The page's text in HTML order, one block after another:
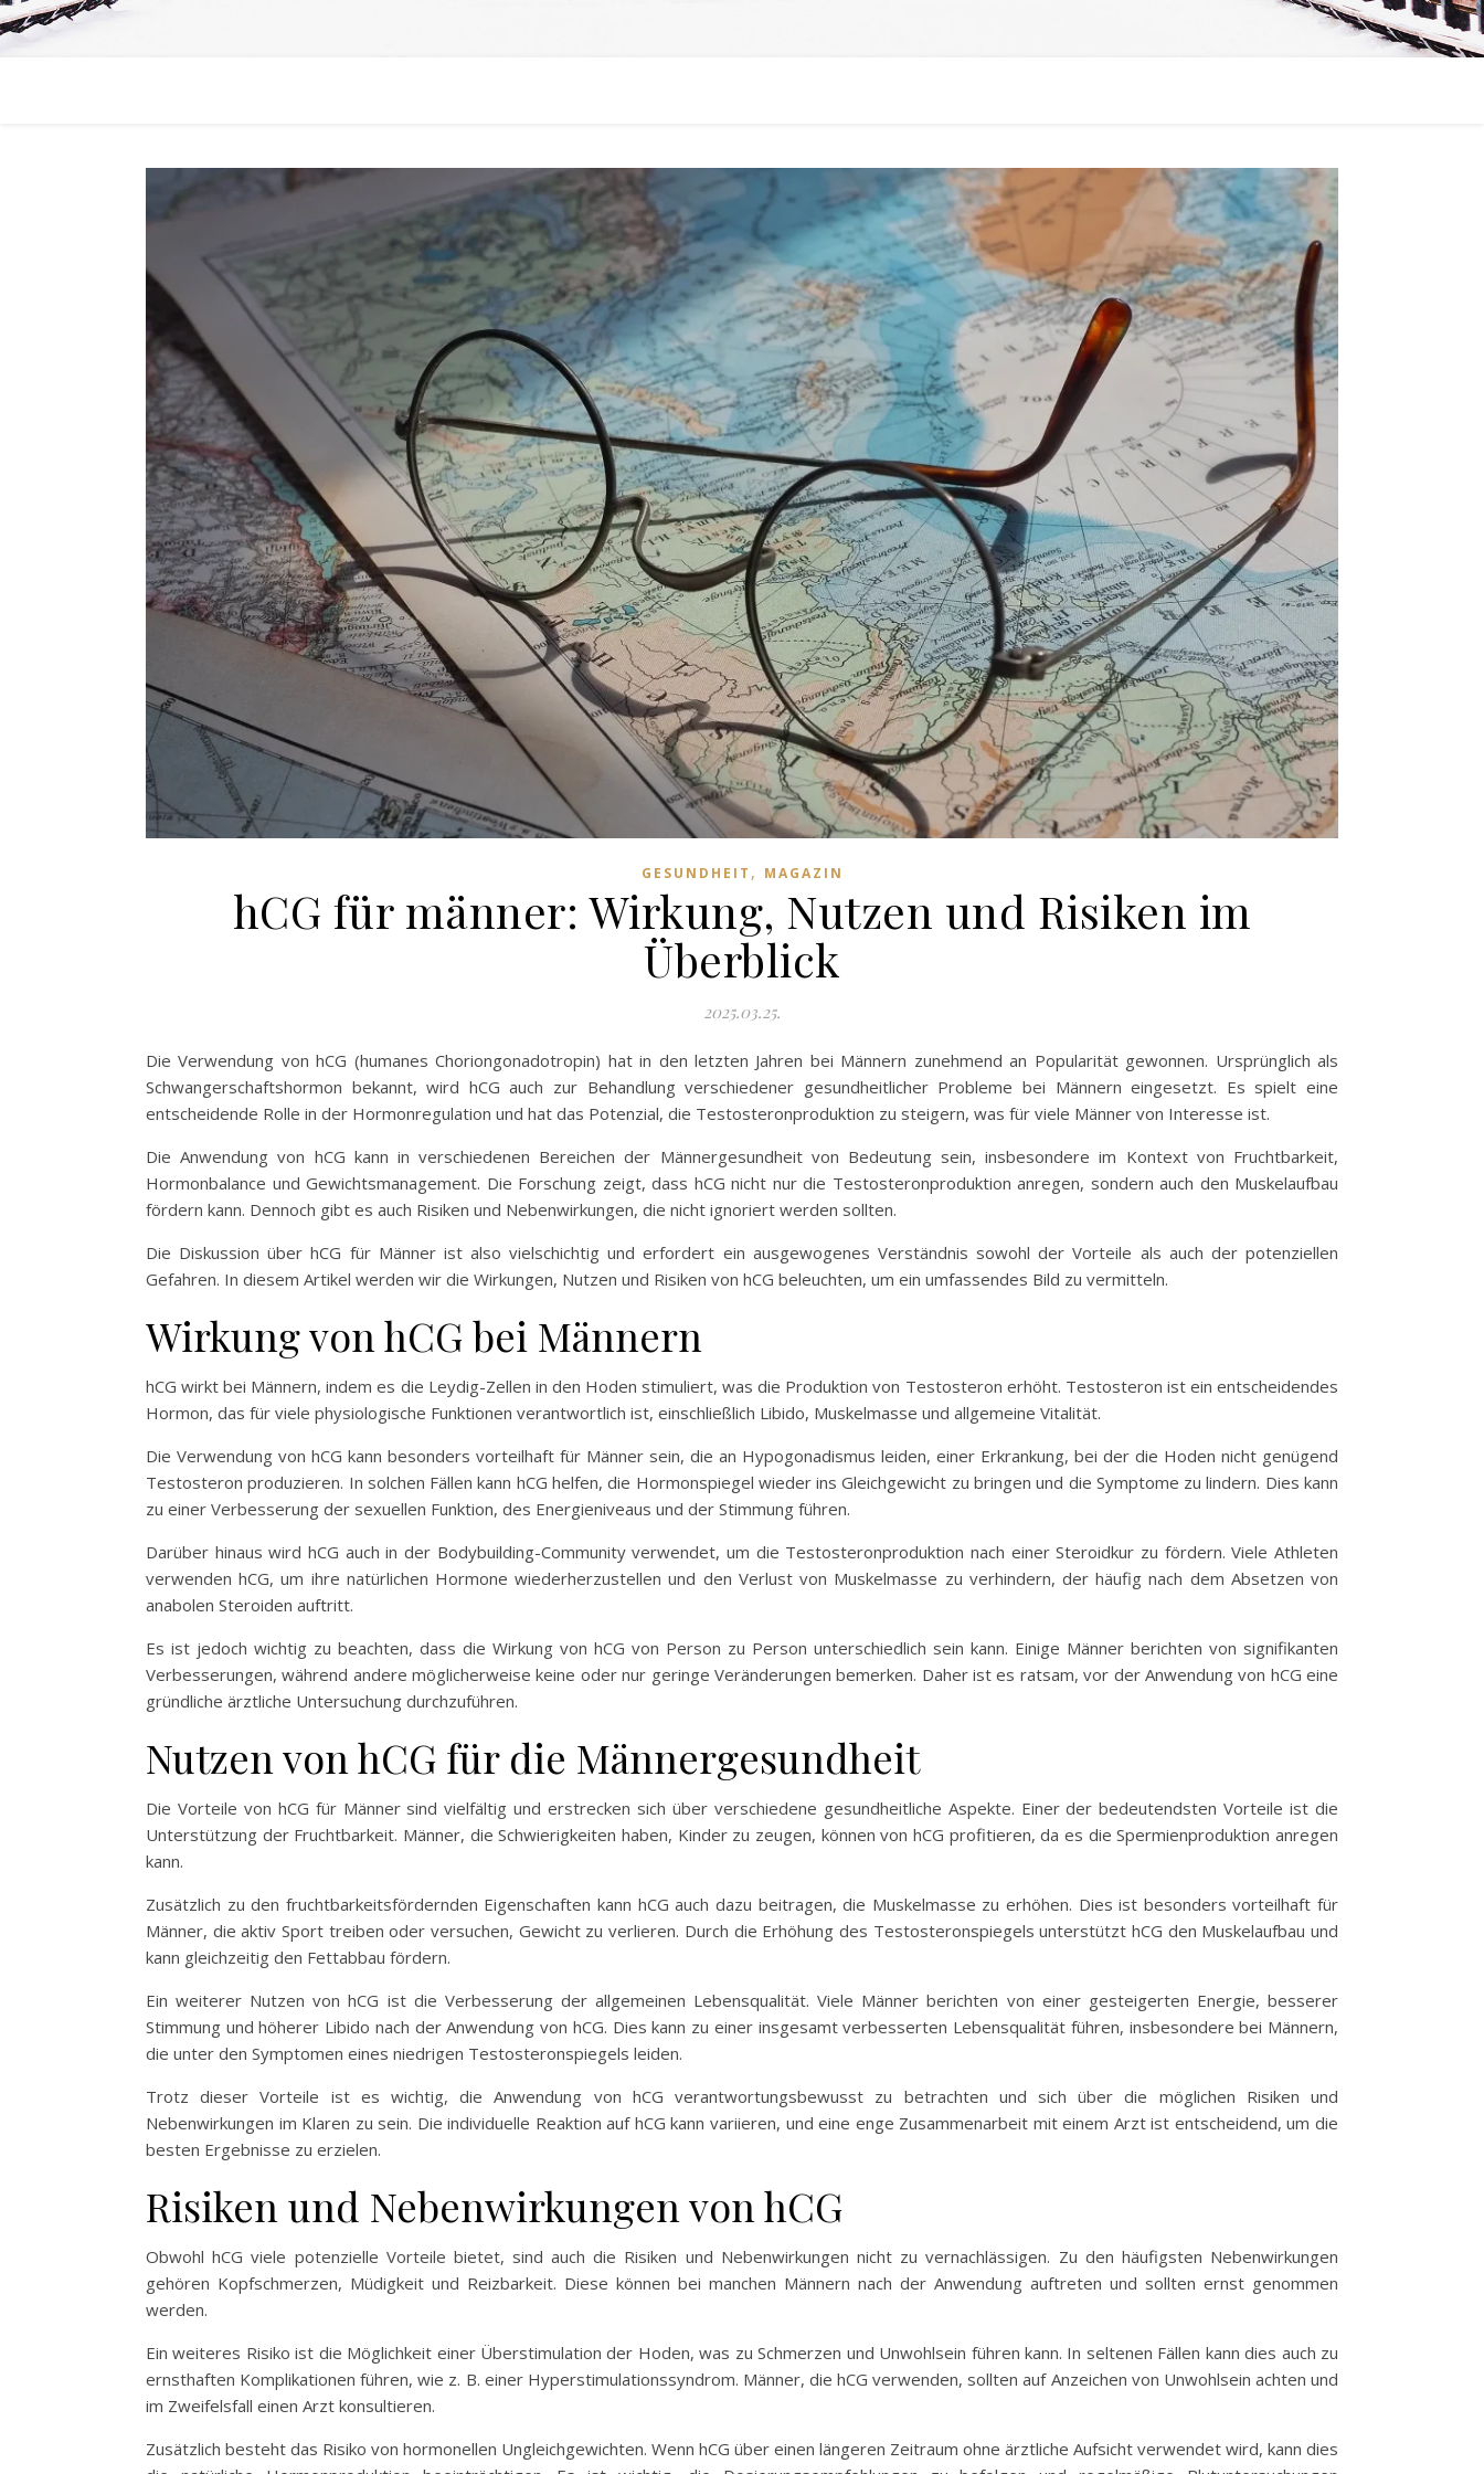
GESUNDHEIT , MAGAZIN
hCG für männer: Wirkung, Nutzen und Risiken im
Überblick
2025.03.25.
Die Verwendung von hCG (humanes Choriongonadotropin) hat in den letzten Jahren bei Männern zunehmend an Popularität gewonnen. Ursprünglich als
Schwangerschaftshormon bekannt, wird hCG auch zur Behandlung verschiedener gesundheitlicher Probleme bei Männern eingesetzt. Es spielt eine
entscheidende Rolle in der Hormonregulation und hat das Potenzial, die Testosteronproduktion zu steigern, was für viele Männer von Interesse ist.
Die Anwendung von hCG kann in verschiedenen Bereichen der Männergesundheit von Bedeutung sein, insbesondere im Kontext von Fruchtbarkeit,
Hormonbalance und Gewichtsmanagement. Die Forschung zeigt, dass hCG nicht nur die Testosteronproduktion anregen, sondern auch den Muskelaufbau
fördern kann. Dennoch gibt es auch Risiken und Nebenwirkungen, die nicht ignoriert werden sollten.
Die Diskussion über hCG für Männer ist also vielschichtig und erfordert ein ausgewogenes Verständnis sowohl der Vorteile als auch der potenziellen
Gefahren. In diesem Artikel werden wir die Wirkungen, Nutzen und Risiken von hCG beleuchten, um ein umfassendes Bild zu vermitteln.
Wirkung von hCG bei Männern
hCG wirkt bei Männern, indem es die Leydig-Zellen in den Hoden stimuliert, was die Produktion von Testosteron erhöht. Testosteron ist ein entscheidendes
Hormon, das für viele physiologische Funktionen verantwortlich ist, einschließlich Libido, Muskelmasse und allgemeine Vitalität.
Die Verwendung von hCG kann besonders vorteilhaft für Männer sein, die an Hypogonadismus leiden, einer Erkrankung, bei der die Hoden nicht genügend
Testosteron produzieren. In solchen Fällen kann hCG helfen, die Hormonspiegel wieder ins Gleichgewicht zu bringen und die Symptome zu lindern. Dies kann
zu einer Verbesserung der sexuellen Funktion, des Energieniveaus und der Stimmung führen.
Darüber hinaus wird hCG auch in der Bodybuilding-Community verwendet, um die Testosteronproduktion nach einer Steroidkur zu fördern. Viele Athleten
verwenden hCG, um ihre natürlichen Hormone wiederherzustellen und den Verlust von Muskelmasse zu verhindern, der häufig nach dem Absetzen von
anabolen Steroiden auftritt.
Es ist jedoch wichtig zu beachten, dass die Wirkung von hCG von Person zu Person unterschiedlich sein kann. Einige Männer berichten von signifikanten
Verbesserungen, während andere möglicherweise keine oder nur geringe Veränderungen bemerken. Daher ist es ratsam, vor der Anwendung von hCG eine
gründliche ärztliche Untersuchung durchzuführen.
Nutzen von hCG für die Männergesundheit
Die Vorteile von hCG für Männer sind vielfältig und erstrecken sich über verschiedene gesundheitliche Aspekte. Einer der bedeutendsten Vorteile ist die
Unterstützung der Fruchtbarkeit. Männer, die Schwierigkeiten haben, Kinder zu zeugen, können von hCG profitieren, da es die Spermienproduktion anregen
kann.
Zusätzlich zu den fruchtbarkeitsfördernden Eigenschaften kann hCG auch dazu beitragen, die Muskelmasse zu erhöhen. Dies ist besonders vorteilhaft für
Männer, die aktiv Sport treiben oder versuchen, Gewicht zu verlieren. Durch die Erhöhung des Testosteronspiegels unterstützt hCG den Muskelaufbau und
kann gleichzeitig den Fettabbau fördern.
Ein weiterer Nutzen von hCG ist die Verbesserung der allgemeinen Lebensqualität. Viele Männer berichten von einer gesteigerten Energie, besserer
Stimmung und höherer Libido nach der Anwendung von hCG. Dies kann zu einer insgesamt verbesserten Lebensqualität führen, insbesondere bei Männern,
die unter den Symptomen eines niedrigen Testosteronspiegels leiden.
Trotz dieser Vorteile ist es wichtig, die Anwendung von hCG verantwortungsbewusst zu betrachten und sich über die möglichen Risiken und
Nebenwirkungen im Klaren zu sein. Die individuelle Reaktion auf hCG kann variieren, und eine enge Zusammenarbeit mit einem Arzt ist entscheidend, um die
besten Ergebnisse zu erzielen.
Risiken und Nebenwirkungen von hCG
Obwohl hCG viele potenzielle Vorteile bietet, sind auch die Risiken und Nebenwirkungen nicht zu vernachlässigen. Zu den häufigsten Nebenwirkungen
gehören Kopfschmerzen, Müdigkeit und Reizbarkeit. Diese können bei manchen Männern nach der Anwendung auftreten und sollten ernst genommen
werden.
Ein weiteres Risiko ist die Möglichkeit einer Überstimulation der Hoden, was zu Schmerzen und Unwohlsein führen kann. In seltenen Fällen kann dies auch zu
ernsthaften Komplikationen führen, wie z. B. einer Hyperstimulationssyndrom. Männer, die hCG verwenden, sollten auf Anzeichen von Unwohlsein achten und
im Zweifelsfall einen Arzt konsultieren.
Zusätzlich besteht das Risiko von hormonellen Ungleichgewichten. Wenn hCG über einen längeren Zeitraum ohne ärztliche Aufsicht verwendet wird, kann dies